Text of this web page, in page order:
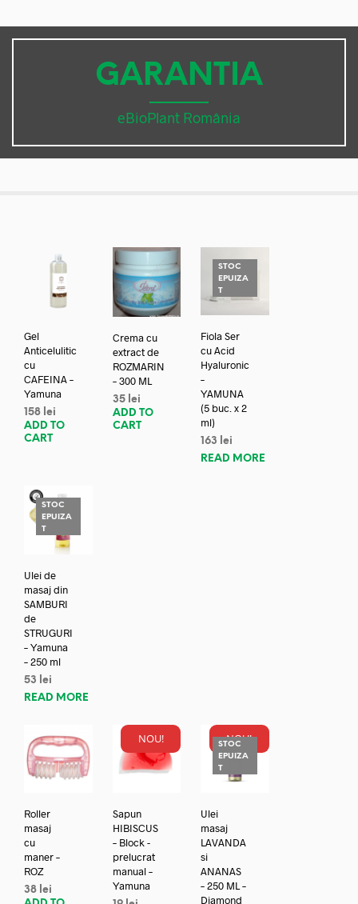
GARANTIA
eBioPlant România
Gel
Anticelulitic
cu
CAFEINA –
Yamuna
158 lei
ADD TO
CART
Crema cu
extract de
ROZMARIN
– 300 ML
35 lei
ADD TO
CART
STOC
EPUIZA
T
Fiola Ser
cu Acid
Hyaluronic
–
YAMUNA
(5 buc. x 2
ml)
163
lei
READ MORE
STOC
EPUIZA
T
Ulei de
masaj din
SAMBURI
de
STRUGURI
– Yamuna
– 250 ml
53
lei
READ MORE
Roller
masaj
cu
maner –
ROZ
38 lei
NOU!
Sapun
HIBISCUS
– Block -
prelucrat
manual –
Yamuna
NOU!
STOC
EPUIZA
T
Ulei
masaj
LAVANDA
si
ANANAS
– 250 ML –
Diamond